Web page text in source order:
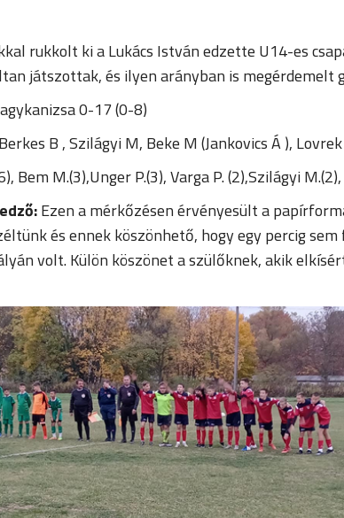
rukkolt ki a Lukács István edzette U14-es
játszottak, és ilyen arányban is megérdemelt
0-17 (0-8)
B , Szilágyi M, Beke M (Jankovics Á ),
Bem M.(3),Unger P.(3), Varga P. (2),Szilágyi
Ezen a mérkőzésen érvényesült a
és ennek köszönhető, hogy egy percig
volt. Külön köszönet a szülőknek, akik